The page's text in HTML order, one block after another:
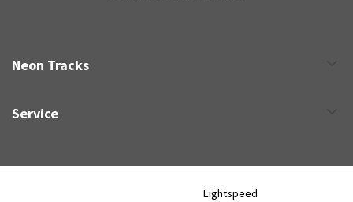
Neon Tracks
Service
Lightspeed